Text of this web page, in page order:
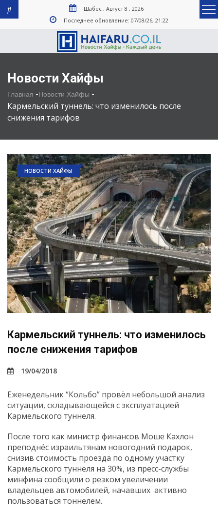
Шабес , Август 8 , 2026
Последнее обновление: 07/08/26, 21:22
Новости Хайфы
Главная -Новости Хайфы -
Кармельский туннель: что изменилось после
снижения тарифов
НОВОСТИ ХАЙФЫ
Кармельский туннель: что изменилось
после снижения тарифов
19/04/2018
Еженедельник “Кольбо” провёл небольшой анализ
ситуации, складывающейся с эксплуатацией
Кармельского туннеля.
После того как министр финансов Моше Кахлон
преподнёс израильтянам новогодний подарок,
снизив стоимость проезда по одному участку
Кармельского туннеля на 30%, из пресс-службы
минфина сообщили о резком увеличении
владельцев автомобилей, начавших активно
пользоваться тоннелем.